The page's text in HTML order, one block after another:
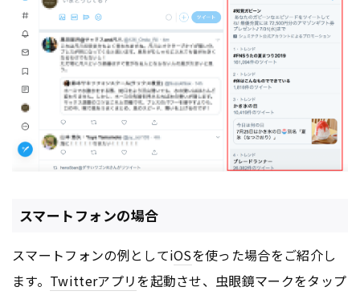
スマートフォンの場合
スマートフォンの例としてiOSを使った場合をご紹介し
ます。 Twitterアプリを起動させ、虫眼鏡マークをタップ